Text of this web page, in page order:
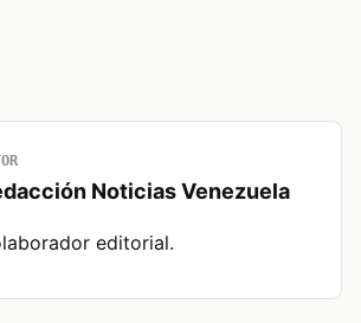
Noticias Venezuela
editorial.